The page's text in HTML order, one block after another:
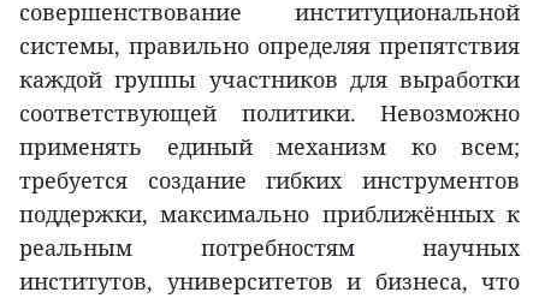
совершенствование институциональной
системы, правильно определяя препятствия
каждой группы участников для выработки
соответствующей политики. Невозможно
применять единый механизм ко всем;
требуется создание гибких инструментов
поддержки, максимально приближённых к
реальным потребностям научных
институтов, университетов и бизнеса, что